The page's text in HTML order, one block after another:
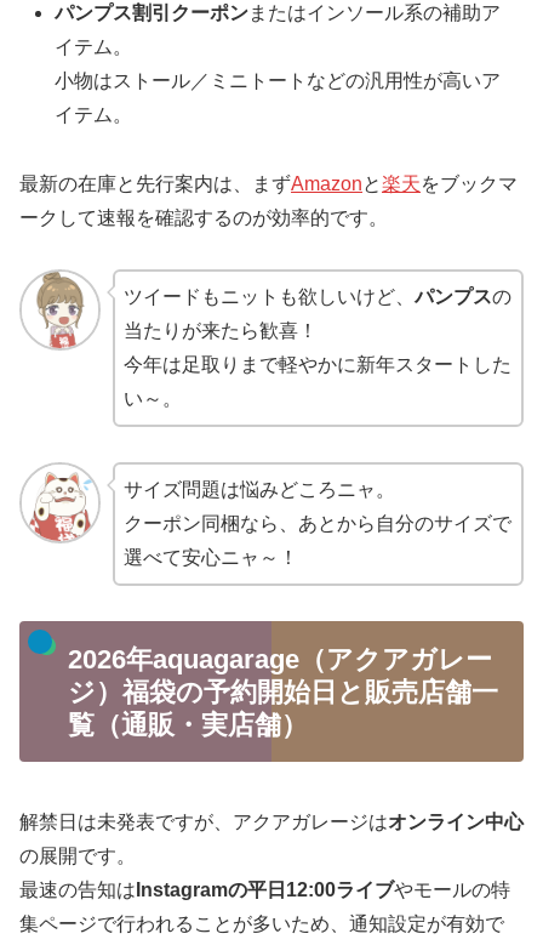
パンプス割引クーポンまたはインソール系の補助ア
イテム。
小物はストール／ミニトートなどの汎用性が高いア
イテム。
最新の在庫と先行案内は、まずAmazonと楽天をブックマ
ークして速報を確認するのが効率的です。
ツイードもニットも欲しいけど、パンプスの
当たりが来たら歓喜！
今年は足取りまで軽やかに新年スタートした
い～。
サイズ問題は悩みどころニャ。
クーポン同梱なら、あとから自分のサイズで
選べて安心ニャ～！
2026年aquagarage（アクアガレー
ジ）福袋の予約開始日と販売店舗一
覧（通販・実店舗）
解禁日は未発表ですが、アクアガレージはオンライン中心
の展開です。
最速の告知は Instagramの平日12:00ライブやモールの特
集ページで行われることが多いため、通知設定が有効で